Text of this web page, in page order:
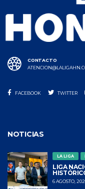
CONTACTO
FACEBOOK TWITTER
NOTICIAS
LA LIGA
LIGA
6 AGOSTO,